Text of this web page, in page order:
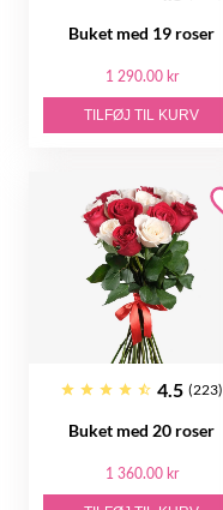
Buket med 19 roser
1 290.00 kr
TILFØJ TIL KURV
4.5 (223)
Buket med 20 roser
1 360.00 kr